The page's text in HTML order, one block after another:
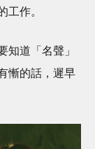
作。
知道「名聲」
慚的話，遲早